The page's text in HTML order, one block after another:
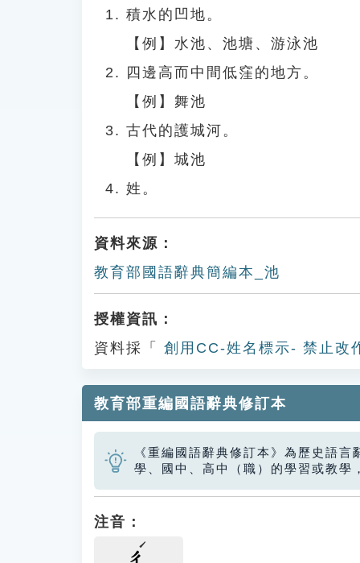
積水的凹地。
【例】水池、池塘、游泳池
四邊高而中間低窪的地方。
【例】舞池
古代的護城河。
【例】城池
姓。
資料來源：
教育部國語辭典簡編本_池
授權資訊：
資料採「
創用CC-姓名標示- 禁止改
教育部重編國語辭典修訂本
《重編國語辭典修訂本》為歷史語
學、國中、高中（職）的學習或教學
注音：
ㄔ